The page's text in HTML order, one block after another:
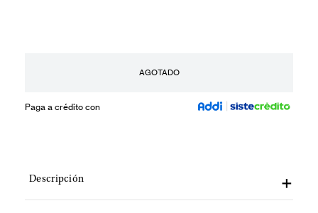
AGOTADO
Paga a crédito con
Descripción